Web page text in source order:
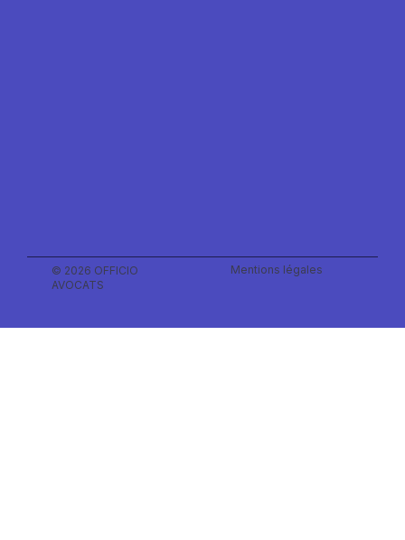
© 2026 OFFICIO
AVOCATS
Mentions légales